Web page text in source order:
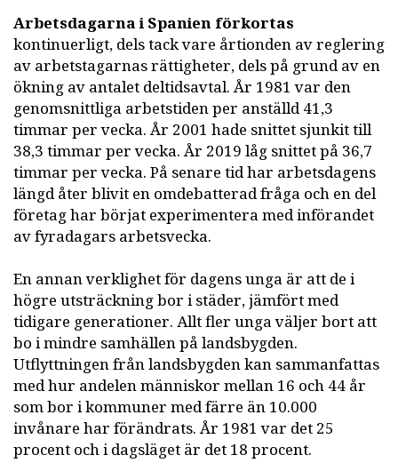
Arbetsdagarna i Spanien förkortas
kontinuerligt, dels tack vare årtionden av reglering
av arbetstagarnas rättigheter, dels på grund av en
ökning av antalet deltidsavtal. År 1981 var den
genomsnittliga arbetstiden per anställd 41,3
timmar per vecka. År 2001 hade snittet sjunkit till
38,3 timmar per vecka. År 2019 låg snittet på 36,7
timmar per vecka. På senare tid har arbetsdagens
längd åter blivit en omdebatterad fråga och en del
företag har börjat experimentera med införandet
av fyradagars arbetsvecka.
En annan verklighet för dagens unga är att de i
högre utsträckning bor i städer, jämfört med
tidigare generationer. Allt fler unga väljer bort att
bo i mindre samhällen på landsbygden.
Utflyttningen från landsbygden kan sammanfattas
med hur andelen människor mellan 16 och 44 år
som bor i kommuner med färre än 10.000
invånare har förändrats. År 1981 var det 25
procent och i dagsläget är det 18 procent.